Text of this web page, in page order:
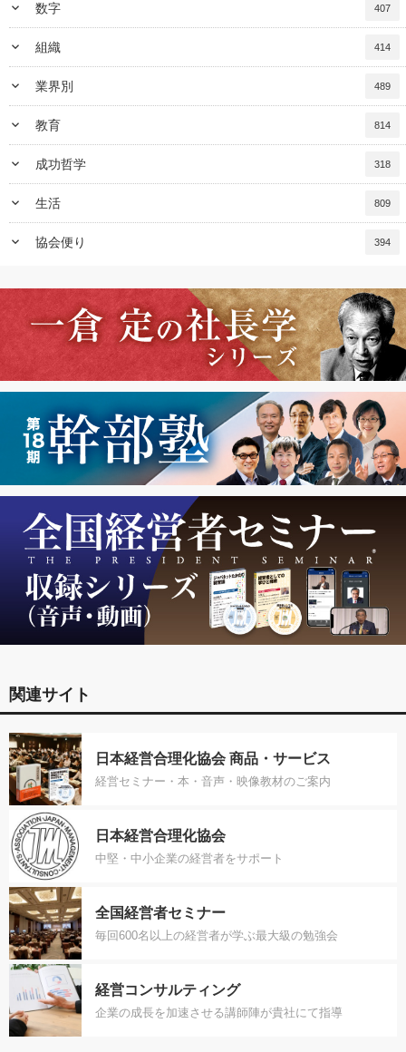
keyboard_arrow_down 数字 407
keyboard_arrow_down 組織 414
keyboard_arrow_down 業界別 489
keyboard_arrow_down 教育 814
keyboard_arrow_down 成功哲学 318
keyboard_arrow_down 生活 809
keyboard_arrow_down 協会便り 394
関連サイト
日本経営合理化協会 商品・サービス
経営セミナー・本・音声・映像教材のご案内
日本経営合理化協会
中堅・中小企業の経営者をサポート
全国経営者セミナー
毎回600名以上の経営者が学ぶ最大級の勉強会
経営コンサルティング
企業の成長を加速させる講師陣が貴社にて指導